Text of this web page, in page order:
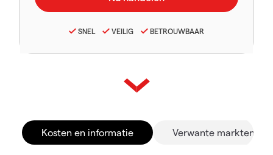
SNEL VEILIG BETROUWBAAR
Kosten en informatie Verwante markten